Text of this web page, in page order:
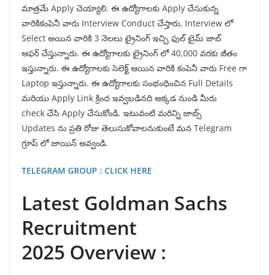
మాత్రమే Apply చెయ్యాలి. ఈ ఉద్యోగాలకు Apply చేసుకున్న
వారికికంపెనీ వారు Interview Conduct చేస్తారు, Interview లో
Select అయిన వారికి 3 నెలలు ట్రైనింగ్ ఇచ్చి ఫుల్ టైమ్ జాబ్
ఆఫర్ చేస్తున్నారు. ఈ ఉద్యోగాలకు ట్రైనింగ్ లో 40,000 వరకు జీతం
ఇస్తున్నారు. ఈ ఉద్యోగాలకు సెలెక్ట్ ఆయిన వారికి కంపెనీ వారు Free గా
Laptop ఇస్తున్నారు. ఈ ఉద్యోగాలకు సంభంధించిన Full Details
మరియు Apply Link క్రింద ఇవ్వబడినది అక్కడ నుండి మీరు
check చేసి Apply చేసుకోండి. ఇటువంటి మరిన్ని జాబ్స్
Updates ను ప్రతి రోజు తెలుసుకోవాలనుకుంటే మన Telegram
గ్రూప్ లో జాయిన్ అవ్వండి.
TELEGRAM GROUP : CLICK HERE
Latest Goldman Sachs
Recruitment
2025 Overview :